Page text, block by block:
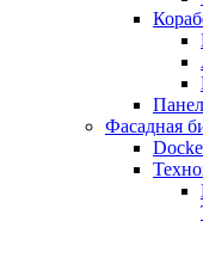
Фасадная